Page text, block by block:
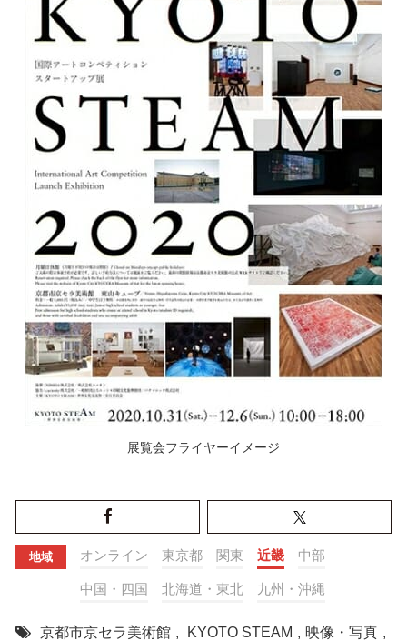
展覧会フライヤーイメージ
地域 オンライン 東京都 関東 近畿 中部
中国・四国 北海道・東北 九州・沖縄
京都市京セラ美術館 , KYOTO STEAM , 映像・写真 ,